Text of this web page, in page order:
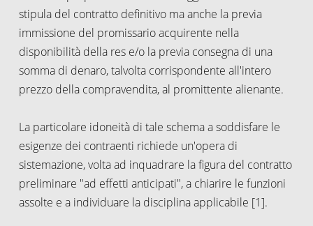
stipula del contratto definitivo ma anche la previa
immissione del promissario acquirente nella
disponibilità della res e/o la previa consegna di una
somma di denaro, talvolta corrispondente all'intero
prezzo della compravendita, al promittente alienante.
La particolare idoneità di tale schema a soddisfare le
esigenze dei contraenti richiede un'opera di
sistemazione, volta ad inquadrare la figura del contratto
preliminare "ad effetti anticipati", a chiarire le funzioni
assolte e a individuare la disciplina applicabile [1].